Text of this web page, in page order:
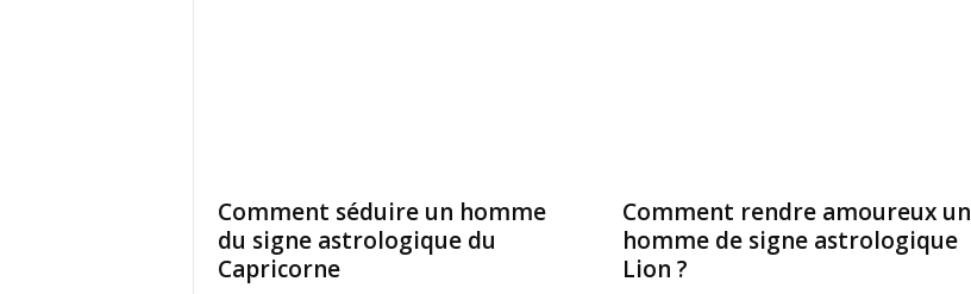
Comment séduire un homme
du signe astrologique du
Capricorne
Comment rendre amoureux un
homme de signe astrologique
Lion ?